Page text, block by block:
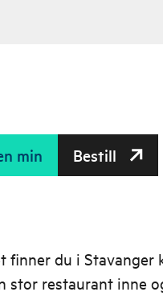
min Bestill
finner du i Stavanger
stor restaurant inne